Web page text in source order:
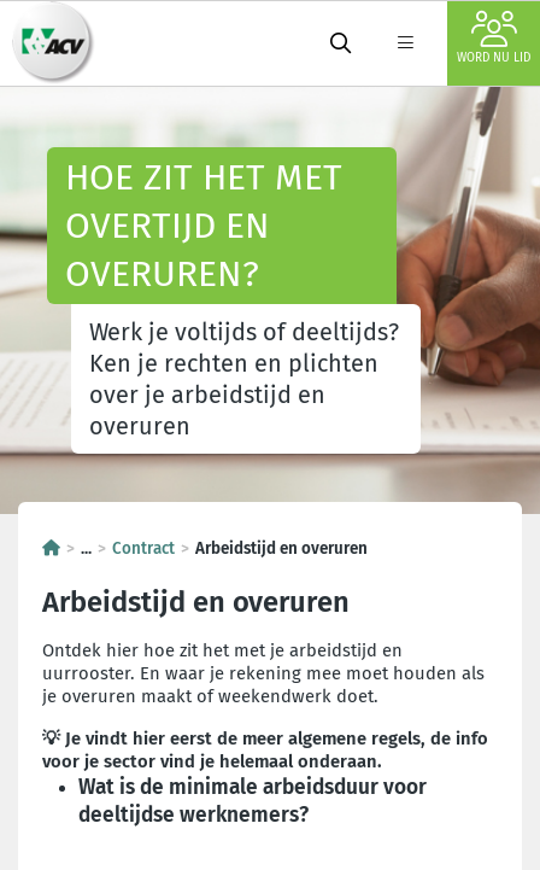
WORD NU LID
HOE ZIT HET MET
OVERTIJD EN
OVERUREN?
Werk je voltijds of deeltijds?
Ken je rechten en plichten
over je arbeidstijd en
overuren
... Contract Arbeidstijd en overuren
Arbeidstijd en overuren
Ontdek hier hoe zit het met je arbeidstijd en
uurrooster. En waar je rekening mee moet houden als
je overuren maakt of weekendwerk doet.
💡 Je vindt hier eerst de meer algemene regels, de info
voor je sector vind je helemaal onderaan.
Wat is de minimale arbeidsduur voor
deeltijdse werknemers?